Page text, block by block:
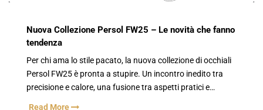
Nuova Collezione Persol FW25 – Le novità che fanno
tendenza
Per chi ama lo stile pacato, la nuova collezione di occhiali
Persol FW25 è pronta a stupire. Un incontro inedito tra
precisione e calore, una fusione tra aspetti pratici e…
Read More